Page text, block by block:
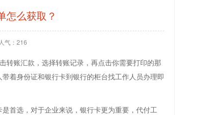
怎么获取？
人气：216
账汇款，选择转账记录，再点击你需要打印的那
着身份证和银行卡到银行的柜台找工作人员办理即
首选，对于企业来说，银行卡更为重要，代付工